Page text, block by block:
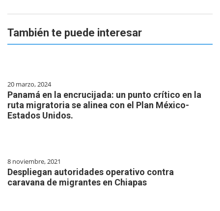
También te puede interesar
20 marzo, 2024
Panamá en la encrucijada: un punto crítico en la
ruta migratoria se alinea con el Plan México-
Estados Unidos.
8 noviembre, 2021
Despliegan autoridades operativo contra
caravana de migrantes en Chiapas